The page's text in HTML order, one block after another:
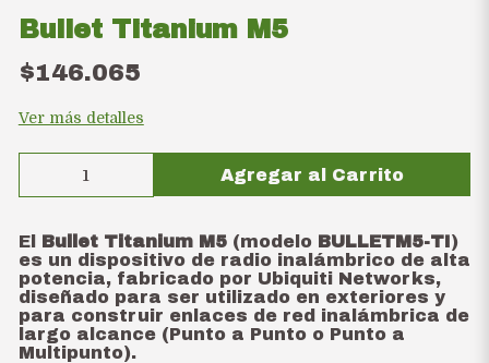
Bullet Titanium M5
$146.065
Ver más detalles
Agregar al Carrito
El Bullet Titanium M5(modelo BULLETM5-TI)
es un dispositivo de radio inalámbrico de alta
potencia, fabricado por Ubiquiti Networks,
diseñado para ser utilizado en exteriores y
para construir enlaces de red inalámbrica de
largo alcance (Punto a Punto o Punto a
Multipunto).